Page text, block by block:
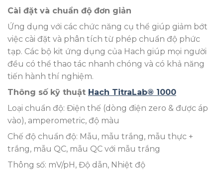
Cài đặt và chuẩn độ đơn giản
Ứng dụng với các chức năng cụ thể giúp giảm bớt
việc cài đặt và phân tích từ phép chuẩn độ phức
tạp. Các bộ kit ứng dụng của Hach giúp mọi người
đều có thể thao tác nhanh chóng và có khả năng
tiến hành thí nghiệm.
Thông số kỹ thuật Hach TitraLab® 1000
Loại chuẩn độ: Điện thế (dòng điện zero & được áp
vào), amperometric, độ màu
Chế độ chuẩn độ: Mẫu, mẫu trắng, mẫu thực +
trắng, mẫu QC, mẫu QC với mẫu trắng
Thông số: mV/pH, Độ dẫn, Nhiệt độ